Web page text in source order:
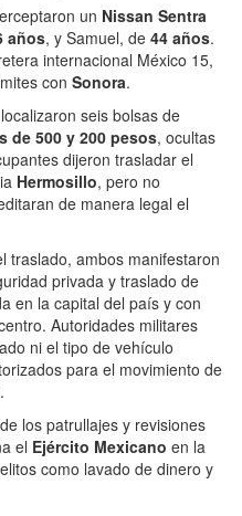
un Nissan Sentra
años, y Samuel, de 44 años.
internacional México 15,
con Sonora.
seis bolsas de
de 500 y 200 pesos, ocultas
dijeron trasladar el
Hermosillo, pero no
de manera legal el
traslado, ambos manifestaron
privada y traslado de
en la capital del país y con
Autoridades militares
ni el tipo de vehículo
para el movimiento de
los patrullajes y revisiones
el Ejército Mexicano en la
como lavado de dinero y